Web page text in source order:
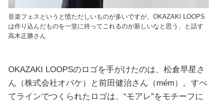
音楽フェスというと慌ただしいものが多いですが、OKAZAKI LOOPS
は作り込んだものを一堂に持ってこれるのが新しいなと思う、と話す
高木正勝さん
OKAZAKI LOOPSのロゴを手がけたのは、松倉早星さ
ん（株式会社オバケ）と前田健治さん（mém）。すべ
てラインでつくられたロゴは、“モアレ”をモチーフに